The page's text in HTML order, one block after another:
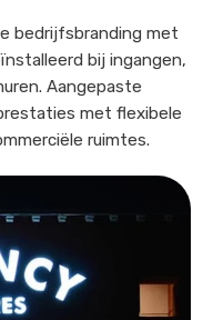
bedrijfsbranding met
bij ingangen,
Aangepaste
met flexibele
ruimtes.